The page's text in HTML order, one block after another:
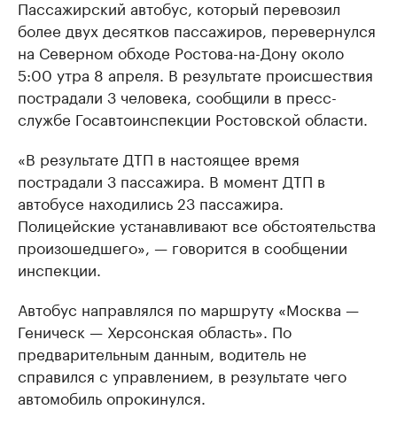
Пассажирский автобус, который перевозил
более двух десятков пассажиров, перевернулся
на Северном обходе Ростова-на-Дону около
5:00 утра 8 апреля. В результате происшествия
пострадали 3 человека, сообщили в пресс-
службе Госавтоинспекции Ростовской области.
«В результате ДТП в настоящее время
пострадали 3 пассажира. В момент ДТП в
автобусе находились 23 пассажира.
Полицейские устанавливают все обстоятельства
произошедшего», — говорится в сообщении
инспекции.
Автобус направлялся по маршруту «Москва —
Геническ — Херсонская область». По
предварительным данным, водитель не
справился с управлением, в результате чего
автомобиль опрокинулся.